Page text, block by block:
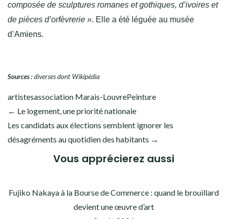
composée de sculptures romanes et gothiques, d’ivoires et
de pièces d’orfèvrerie ». Elle a été léguée au musée
d’Amiens.
Sources :diverses dont Wikipédia
artistesassociation Marais-LouvrePeinture
Navigation
de
l’article
← Le logement, une priorité nationale
Les candidats aux élections semblent ignorer les
désagréments au quotidien des habitants →
Vous apprécierez aussi
Fujiko Nakaya à la Bourse de Commerce : quand le brouillard
devient une œuvre d’art